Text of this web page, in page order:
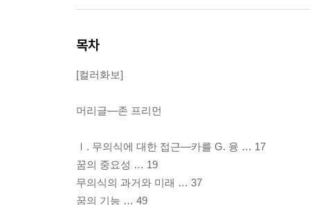
목차
[컬러화보]
머리글―존 프리먼
Ⅰ. 무의식에 대한 접근―카를 G. 융 … 17
꿈의 중요성 … 19
무의식의 과거와 미래 … 37
꿈의 기능 … 49